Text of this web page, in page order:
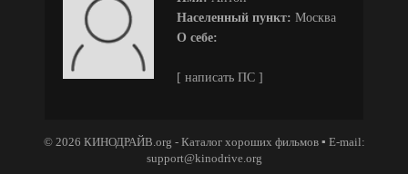
Населенный пункт: Москва
О себе:
[ написать ПС ]
© 2026 КИНОДРАЙВ.org - Каталог хороших фильмов ▪ E-mail:
support@kinodrive.org